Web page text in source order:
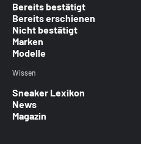
Bereits bestätigt
Bereits erschienen
Nicht bestätigt
Marken
Modelle
Wissen
Sneaker Lexikon
News
Magazin